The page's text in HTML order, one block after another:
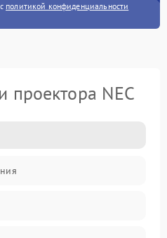
политикой конфиденциальности
проектора NEC